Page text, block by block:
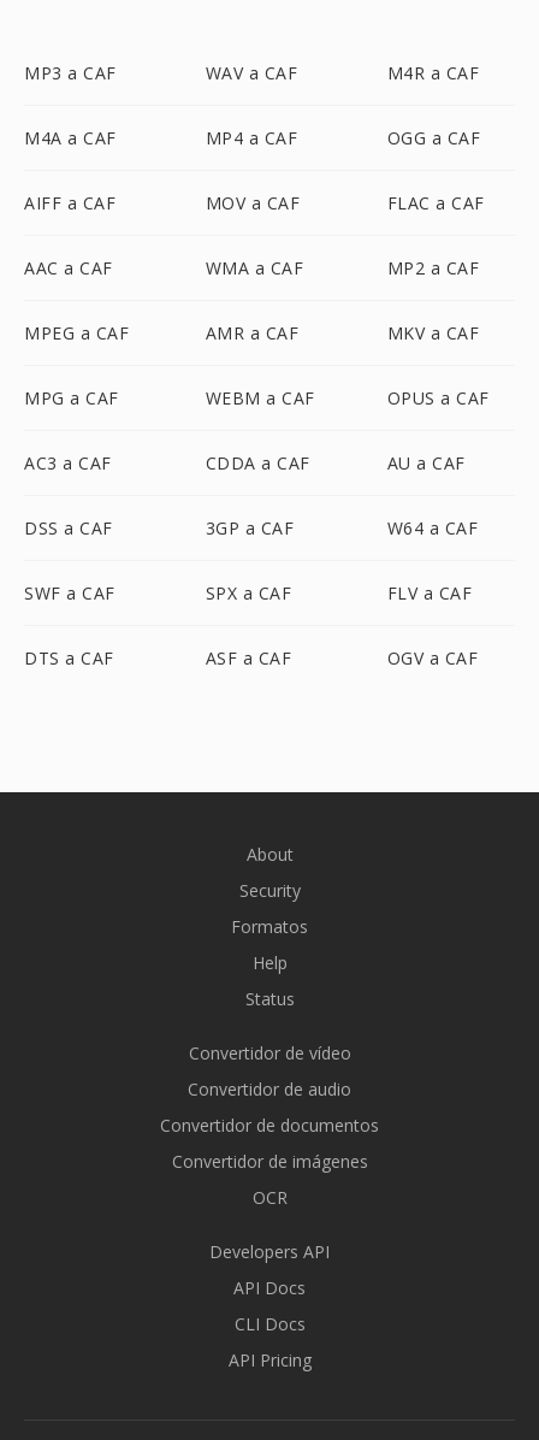
MP3 a CAF WAV a CAF M4R a CAF
M4A a CAF MP4 a CAF OGG a CAF
AIFF a CAF MOV a CAF FLAC a CAF
AAC a CAF WMA a CAF MP2 a CAF
MPEG a CAF AMR a CAF MKV a CAF
MPG a CAF WEBM a CAF OPUS a CAF
AC3 a CAF CDDA a CAF AU a CAF
DSS a CAF 3GP a CAF W64 a CAF
SWF a CAF SPX a CAF FLV a CAF
DTS a CAF ASF a CAF OGV a CAF
About
Security
Formatos
Help
Status
Convertidor de vídeo
Convertidor de audio
Convertidor de documentos
Convertidor de imágenes
OCR
Developers API
API Docs
CLI Docs
API Pricing